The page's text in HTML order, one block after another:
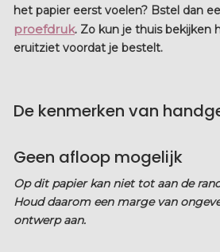
het papier eerst voelen? Bstel dan
proefdruk. Zo kun je thuis bekijken
eruitziet voordat je bestelt.
De kenmerken van
Geen afloop mogelijk
Op dit papier kan niet tot aan de
Houd daarom een marge van
ontwerp aan.